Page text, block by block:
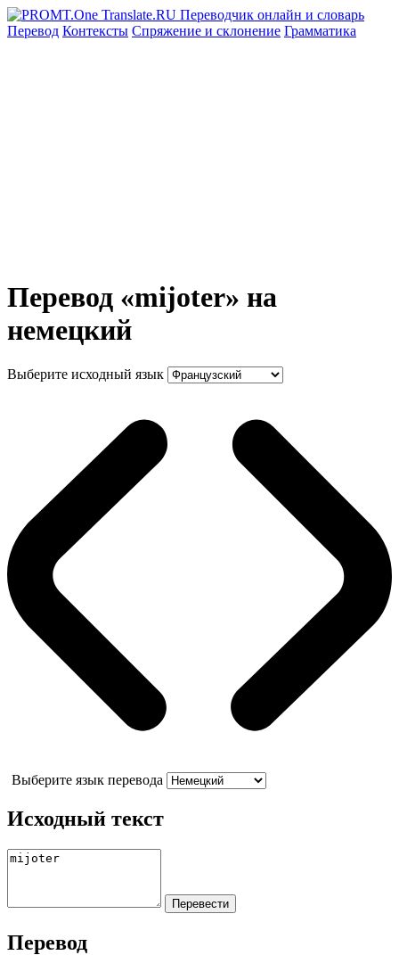
Перевод Контексты Спряжение и склонение Грамматика
Перевод «mijoter» на
немецкий
Выберите исходный язык
Выберите язык перевода
Исходный текст
Перевод